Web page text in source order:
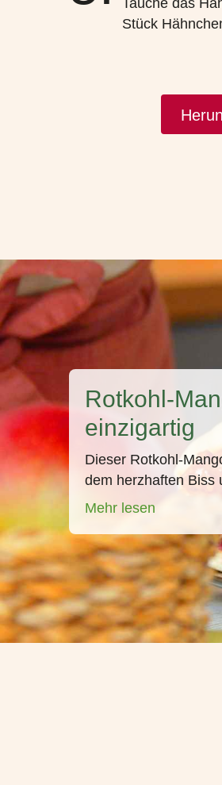
Tauche das
Stück
Rotkohl-
einzigartig
Dieser Rotkohl-
dem herzhaften Biss
Mehr lesen